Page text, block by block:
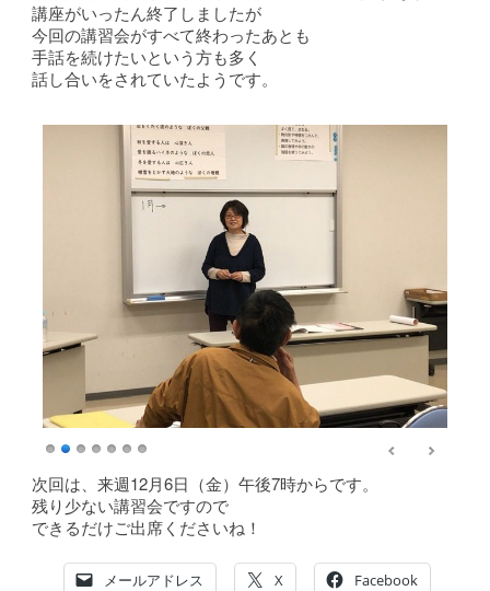
講座がいったん終了しましたが
今回の講習会がすべて終わったあとも
手話を続けたいという方も多く
話し合いをされていたようです。
次回は、来週12月6日（金）午後7時からです。
残り少ない講習会ですので
できるだけご出席くださいね！
メールアドレス X Facebook